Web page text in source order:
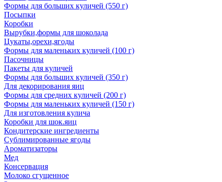
Формы для больших куличей (550 г)
Посыпки
Коробки
Вырубки,формы для шоколада
Цукаты,орехи,ягоды
Формы для маленьких куличей (100 г)
Пасочницы
Пакеты для куличей
Формы для больших куличей (350 г)
Для декорирования яиц
Формы для средних куличей (200 г)
Формы для маленьких куличей (150 г)
Для изготовления кулича
Коробки для шок.яиц
Кондитерские ингредиенты
Сублимированные ягоды
Ароматизаторы
Мед
Консервация
Молоко сгущенное